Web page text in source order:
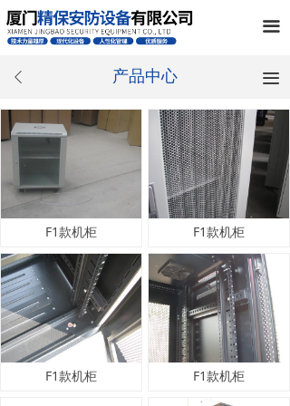
끀
ꄴ 产品中心 끀
F1款机柜 F1款机柜
F1款机柜 F1款机柜